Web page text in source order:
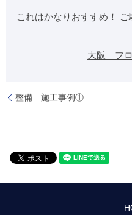
これはかなりおすすめ！ ご
大阪 フ
整備 施工事例①